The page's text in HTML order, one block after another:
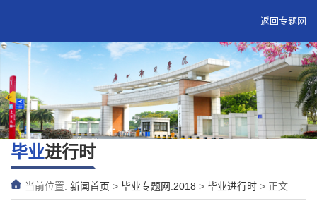
返回专题网
毕业进行时
当前位置: 新闻首页 > 毕业专题网.2018 > 毕业进行时 > 正文